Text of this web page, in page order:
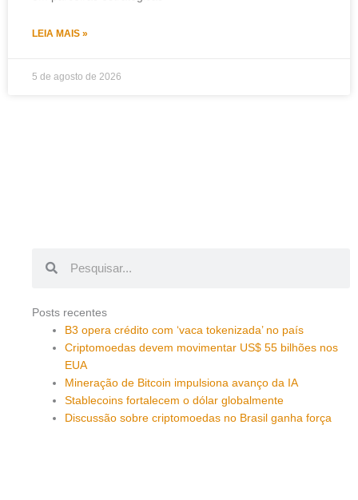
LEIA MAIS »
5 de agosto de 2026
Posts recentes
B3 opera crédito com ‘vaca tokenizada’ no país
Criptomoedas devem movimentar US$ 55 bilhões nos
EUA
Mineração de Bitcoin impulsiona avanço da IA
Stablecoins fortalecem o dólar globalmente
Discussão sobre criptomoedas no Brasil ganha força